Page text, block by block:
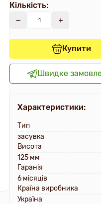
Кількість:
Купити
Швидке
Характеристики:
Тип
засувка
Висота
125 мм
Гаранія
6 місяців
Країна виробника
Україна